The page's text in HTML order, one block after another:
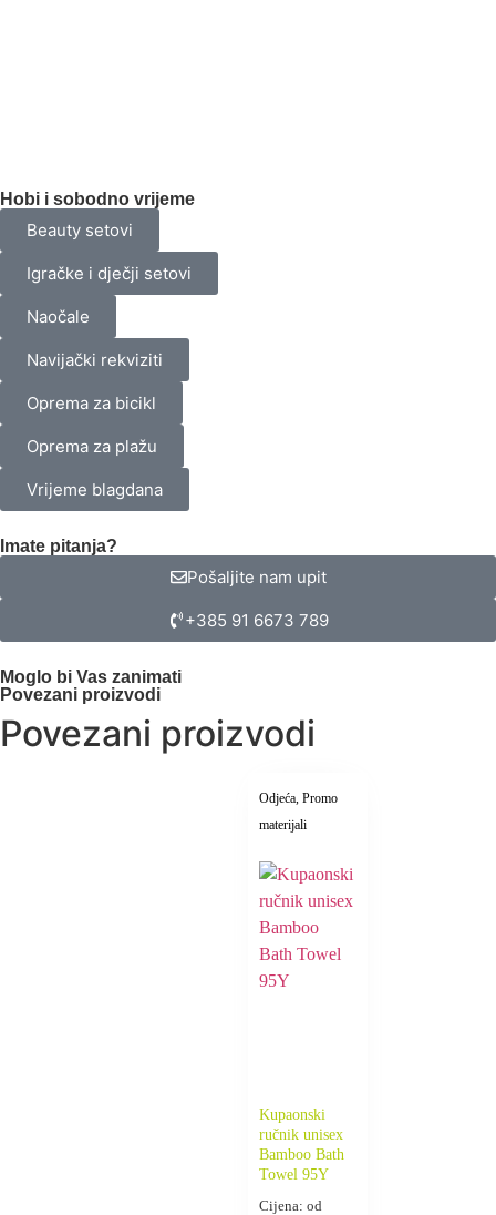
Hobi i sobodno vrijeme
Beauty setovi
Igračke i dječji setovi
Naočale
Navijački rekviziti
Oprema za bicikl
Oprema za plažu
Vrijeme blagdana
Imate pitanja?
Pošaljite nam upit
+385 91 6673 789
Moglo bi Vas zanimati
Povezani proizvodi
Povezani proizvodi
Odjeća , Promo
materijali
Kupaonski
ručnik unisex
Bamboo Bath
Towel 95Y
Cijena: od